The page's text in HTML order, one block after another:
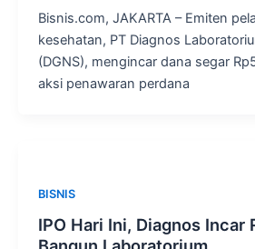
Bisnis.com, JAKARTA – Emiten
kesehatan, PT Diagnos
(DGNS), mengincar dana segar
aksi penawaran perdana
BISNIS
IPO Hari Ini, Diagnos Incar